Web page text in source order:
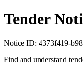
Tender
Notice ID: 4373f419-
Find and understand